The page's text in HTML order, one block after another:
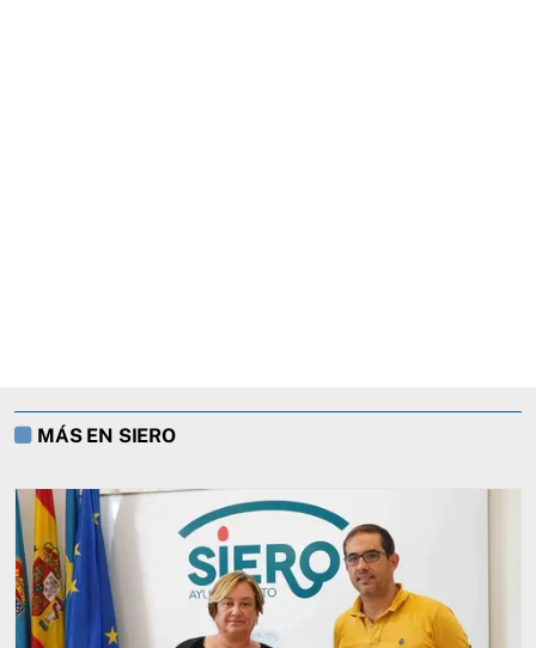
MÁS EN SIERO